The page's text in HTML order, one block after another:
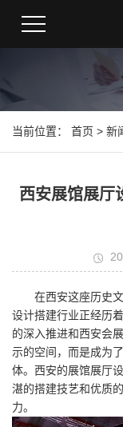
当前位置： 首页 > 新
西安展馆展厅
在西安这座历史文
设计搭建行业正经历
的深入推进和西安会
示的空间，而是成为
体。西安的展馆展厅
湛的搭建技艺和优质
力。